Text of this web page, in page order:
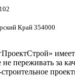
Край 354000
переживать за